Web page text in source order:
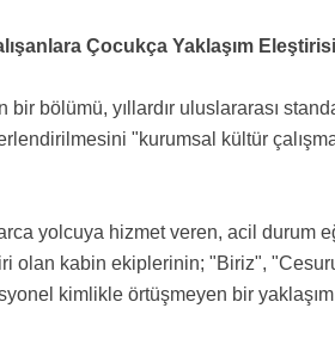
Çocukça Yaklaşım Eleştirisi
bir bölümü, yıllardır uluslararası
"kurumsal kültür
yolcuya hizmet veren, acil
olan kabin ekiplerinin; "Biriz",
kimlikle örtüşmeyen bir